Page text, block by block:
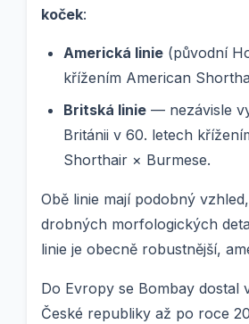
koček:
Americká linie (původní
křížením American
Britská linie — nezávisle
Británii v 60. letech
Shorthair × Burmese.
Obě linie mají podobný
drobných morfologických
linie je obecně robustnější,
Do Evropy se Bombay dostal
České republiky až po roce